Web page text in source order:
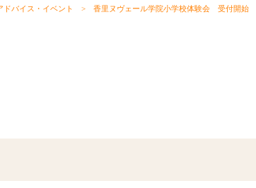
ドバイス・イベント 香里ヌヴェール学院小学校体験会 受付開始